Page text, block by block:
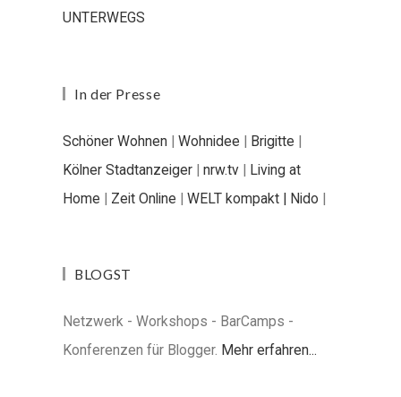
UNTERWEGS
In der Presse
Schöner Wohnen | Wohnidee | Brigitte |
Kölner Stadtanzeiger | nrw.tv | Living at
Home | Zeit Online | WELT kompakt | Nido |
BLOGST
Netzwerk - Workshops - BarCamps -
Konferenzen für Blogger. Mehr erfahren...